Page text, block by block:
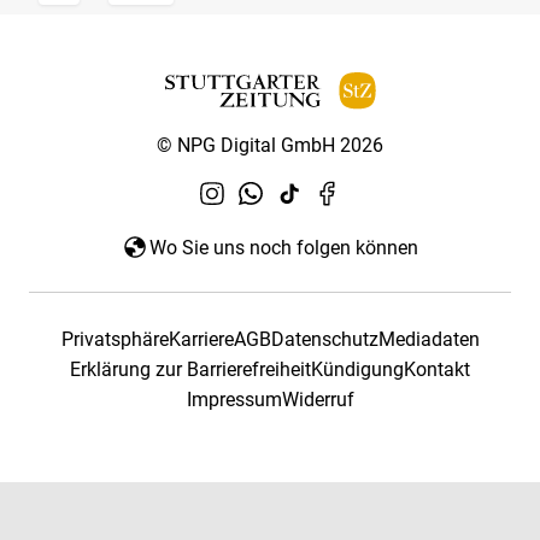
© NPG Digital GmbH 2026
Wo Sie uns noch folgen können
PrivatsphäreKarriereAGBDatenschutzMediadaten
Erklärung zur BarrierefreiheitKündigungKontakt
ImpressumWiderruf